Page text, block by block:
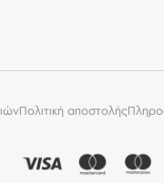
Πολιτική αποστολής